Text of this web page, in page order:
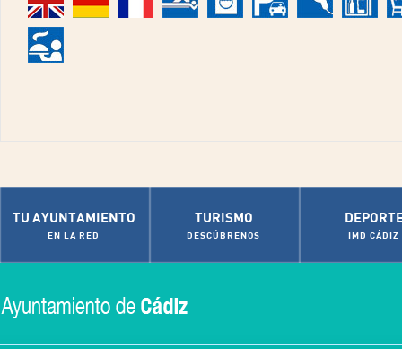
TU AYUNTAMIENTO
EN LA RED
TURISMO
DESCÚBRENOS IMD CÁDIZ